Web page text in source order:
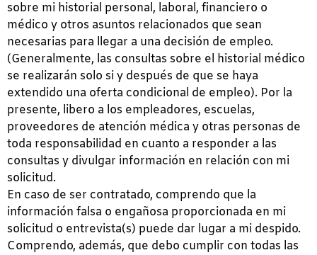
sobre mi historial personal, laboral, financiero o
médico y otros asuntos relacionados que sean
necesarias para llegar a una decisión de empleo.
(Generalmente, las consultas sobre el historial médico
se realizarán solo si y después de que se haya
extendido una oferta condicional de empleo). Por la
presente, libero a los empleadores, escuelas,
proveedores de atención médica y otras personas de
toda responsabilidad en cuanto a responder a las
consultas y divulgar información en relación con mi
solicitud.
En caso de ser contratado, comprendo que la
información falsa o engañosa proporcionada en mi
solicitud o entrevista(s) puede dar lugar a mi despido.
Comprendo, además, que debo cumplir con todas las